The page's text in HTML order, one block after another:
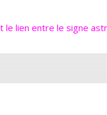
le lien entre le signe